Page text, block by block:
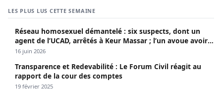
LES PLUS LUS CETTE SEMAINE
Réseau homosexuel démantelé : six suspects, dont un
agent de l’UCAD, arrêtés à Keur Massar ; l’un avoue avoir
propagé le VIH depuis 2018
16 juin 2026
Transparence et Redevabilité : Le Forum Civil réagit au
rapport de la cour des comptes
19 février 2025